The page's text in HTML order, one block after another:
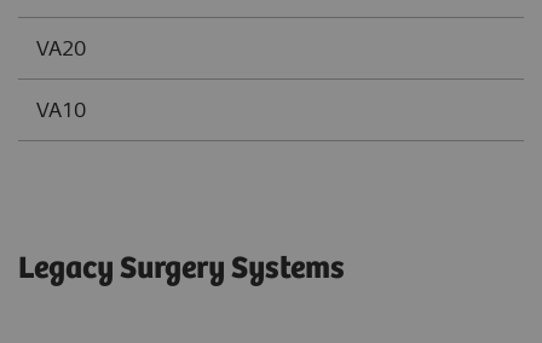
VA20
VA10
Legacy Surgery Systems